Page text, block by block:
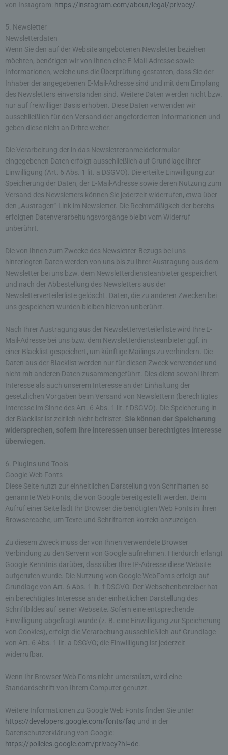
von Instagram: https://instagram.com/about/legal/privacy/
5. Newsletter
Newsletterdaten
Wenn Sie den auf der Website angebotenen Newsletter beziehen
möchten, benötigen wir von Ihnen eine E-Mail-Adresse sowie
Informationen, welche uns die Überprüfung gestatten, dass Sie der
Inhaber der angegebenen E-Mail-Adresse sind und mit dem Empfang
des Newsletters einverstanden sind. Weitere Daten werden nicht bzw.
nur auf freiwilliger Basis erhoben. Diese Daten verwenden wir
ausschließlich für den Versand der angeforderten Informationen und
geben diese nicht an Dritte weiter.
Die Verarbeitung der in das Newsletteranmeldeformular
eingegebenen Daten erfolgt ausschließlich auf Grundlage Ihrer
Einwilligung (Art. 6 Abs. 1 lit. a DSGVO). Die erteilte Einwilligung zur
Speicherung der Daten, der E-Mail-Adresse sowie deren Nutzung zum
Versand des Newsletters können Sie jederzeit widerrufen, etwa über
den „Austragen“-Link im Newsletter. Die Rechtmäßigkeit der bereits
erfolgten Datenverarbeitungsvorgänge bleibt vom Widerruf
unberührt.
Die von Ihnen zum Zwecke des Newsletter-Bezugs bei uns
hinterlegten Daten werden von uns bis zu Ihrer Austragung aus dem
Newsletter bei uns bzw. dem Newsletterdiensteanbieter gespeichert
und nach der Abbestellung des Newsletters aus der
Newsletterverteilerliste gelöscht. Daten, die zu anderen Zwecken bei
uns gespeichert wurden bleiben hiervon unberührt.
Nach Ihrer Austragung aus der Newsletterverteilerliste wird Ihre E-
Mail-Adresse bei uns bzw. dem Newsletterdiensteanbieter ggf. in
einer Blacklist gespeichert, um künftige Mailings zu verhindern. Die
Daten aus der Blacklist werden nur für diesen Zweck verwendet und
nicht mit anderen Daten zusammengeführt. Dies dient sowohl Ihrem
Interesse als auch unserem Interesse an der Einhaltung der
gesetzlichen Vorgaben beim Versand von Newslettern (berechtigtes
Interesse im Sinne des Art. 6 Abs. 1 lit. f DSGVO). Die Speicherung in
der Blacklist ist zeitlich nicht befristet. Sie können der Speicherung
widersprechen, sofern Ihre Interessen unser berechtigtes Interesse
überwiegen.
6. Plugins und Tools
Google Web Fonts
Diese Seite nutzt zur einheitlichen Darstellung von Schriftarten so
genannte Web Fonts, die von Google bereitgestellt werden. Beim
Aufruf einer Seite lädt Ihr Browser die benötigten Web Fonts in ihren
Browsercache, um Texte und Schriftarten korrekt anzuzeigen.
Zu diesem Zweck muss der von Ihnen verwendete Browser
Verbindung zu den Servern von Google aufnehmen. Hierdurch erlangt
Google Kenntnis darüber, dass über Ihre IP-Adresse diese Website
aufgerufen wurde. Die Nutzung von Google WebFonts erfolgt auf
Grundlage von Art. 6 Abs. 1 lit. f DSGVO. Der Webseitenbetreiber hat
ein berechtigtes Interesse an der einheitlichen Darstellung des
Schriftbildes auf seiner Webseite. Sofern eine entsprechende
Einwilligung abgefragt wurde (z. B. eine Einwilligung zur Speicherung
von Cookies), erfolgt die Verarbeitung ausschließlich auf Grundlage
von Art. 6 Abs. 1 lit. a DSGVO; die Einwilligung ist jederzeit
widerrufbar.
Wenn Ihr Browser Web Fonts nicht unterstützt, wird eine
Standardschrift von Ihrem Computer genutzt.
Weitere Informationen zu Google Web Fonts finden Sie unter
https://developers.google.com/fonts/faq und in der
Datenschutzerklärung von Google:
https://policies.google.com/privacy?hl=de
mittels einer entsprechenden Einstellung des
der Setzung von Cookies dauerhaft
widersprechen. Ferner können bereits gesetzte
Cookies jederzeit über einen Internetbrowser oder
andere Softwareprogramme gelöscht werden. Dies
ist in allen gängigen Internetbrowsern möglich.
Deaktiviert die betroffene Person die Setzung von
Cookies in dem genutzten Internetbrowser, sind
unter Umständen nicht alle Funktionen unserer
Internetseite vollumfänglich nutzbar.
Erfassung von allgemeinen Daten und
Die Internetseite erfasst mit jedem Aufruf der
Internetseite durch eine betroffene Person oder ein
automatisiertes System eine Reihe von allgemeinen
Daten und Informationen. Diese allgemeinen Daten und
Informationen werden in den Logfiles des Servers
gespeichert. Erfasst werden können die (1) verwendeten
Browsertypen und Versionen, (2) das vom zugreifenden
System verwendete Betriebssystem, (3) die
Internetseite, von welcher ein zugreifendes System auf
unsere Internetseite gelangt (sogenannte Referrer), (4)
(5) das Datum und die Uhrzeit eines Zugriffs auf die
Internetseite, (6) eine Internet-Protokoll-Adresse (IP-
Adresse), (7) der Internet-Service-Provider des
zugreifenden Systems und (8) sonstige ähnliche Daten
und Informationen, die der Gefahrenabwehr im Falle von
Angriffen auf unsere informationstechnologischen
Systeme dienen.
Informationen ziehen wird keine Rückschlüsse auf
die betroffene Person. Diese Informationen werden
vielmehr benötigt, um (1) die Inhalte unserer
Internetseite korrekt auszuliefern, (2) die Inhalte
unserer Internetseite sowie die Werbung für diese
zu optimieren, (3) die dauerhafte
Funktionsfähigkeit unserer
informationstechnologischen Systeme und der
Technik unserer Internetseite zu gewährleisten
sowie (4) um Strafverfolgungsbehörden im Falle
eines Cyberangriffes die zur Strafverfolgung
notwendigen Informationen bereitzustellen. Diese
werden durch uns daher einerseits statistisch und
ferner mit dem Ziel ausgewertet, den Datenschutz
und die Datensicherheit in unserem Unternehmen
zu erhöhen, um letztlich ein optimales
Schutzniveau für die von uns verarbeiteten
personenbezogenen Daten sicherzustellen. Die
anonymen Daten der Server-Logfiles werden
angegebenen personenbezogenen Daten
gespeichert.
Registrierung auf unserer Internetseite
Die betroffene Person hat die Möglichkeit, sich auf der
Internetseite des für die Verarbeitung Verantwortlichen
unter Angabe von personenbezogenen Daten zu
registrieren. Welche personenbezogenen Daten dabei
an den für die Verarbeitung Verantwortlichen übermittelt
werden, ergibt sich aus der jeweiligen Eingabemaske,
die für die Registrierung verwendet wird. Die von der
betroffenen Person eingegebenen personenbezogenen
Daten werden ausschließlich für die interne Verwendung
eigene Zwecke erhoben und gespeichert. Der für die
Verarbeitung Verantwortliche kann die Weitergabe an
einen oder mehrere Auftragsverarbeiter, beispielsweise
eine interne Verwendung, die dem für die Verarbeitung
Verantwortlichen zuzurechnen ist, nutzt.
Durch eine Registrierung auf der Internetseite des